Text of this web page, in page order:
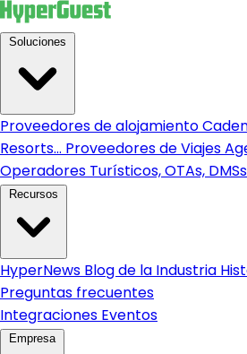
Proveedores de alojamiento
Resorts... Proveedores de Viajes
Operadores Turísticos, OTAs,
HyperNews Blog de la Industria
Preguntas frecuentes
Integraciones Eventos
Empresa